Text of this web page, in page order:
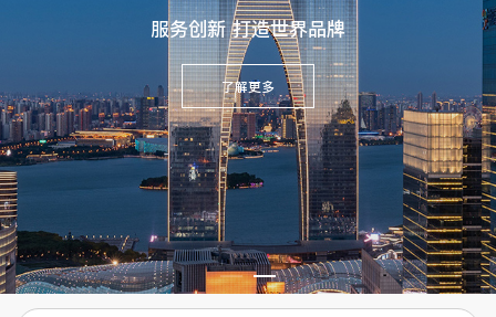
服务创新 打造世界品牌
了解更多